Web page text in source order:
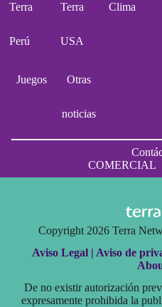
Terra
Perú
Terra
USA
Clima
Juegos Otras
noticias
COMERCIAL
Copyright 2026 Terra
Aviso Legal | Aviso de
De no existir autorización
expresamente prohibida la